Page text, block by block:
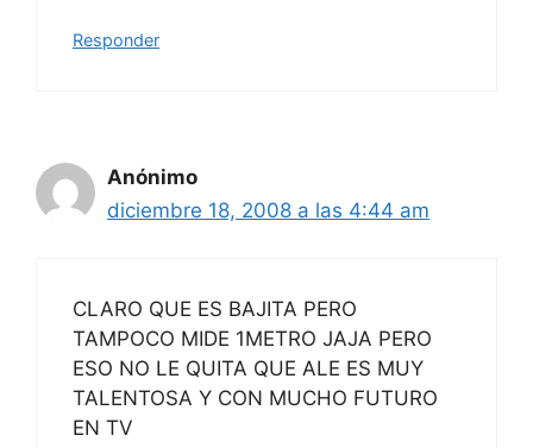
Responder
Anónimo
diciembre 18, 2008 a las 4:44 am
CLARO QUE ES BAJITA PERO
TAMPOCO MIDE 1METRO JAJA PERO
ESO NO LE QUITA QUE ALE ES MUY
TALENTOSA Y CON MUCHO FUTURO
EN TV